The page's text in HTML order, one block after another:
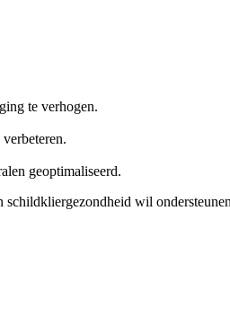
te verhogen.
geoptimaliseerd.
schildkliergezondheid wil